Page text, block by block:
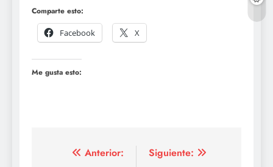
Comparte esto:
Facebook
X
Me gusta esto:
Navegación
Anterior:
Siguiente: